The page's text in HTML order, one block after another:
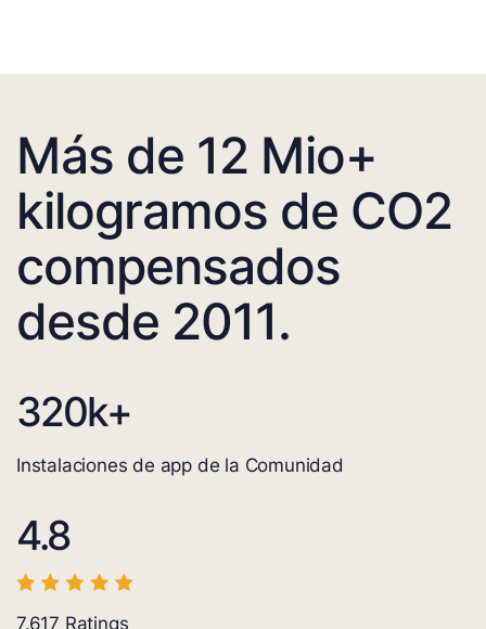
Más de 12 Mio+
kilogramos de CO2
compensados
desde 2011.
320k+
Instalaciones de app de la Comunidad
4.8
7.617 Ratings